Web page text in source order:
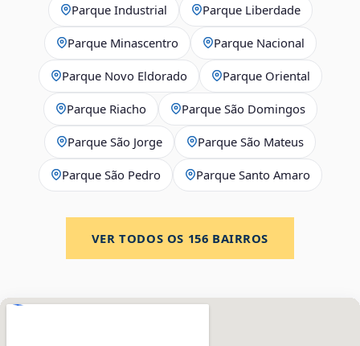
Parque Industrial Parque Liberdade
Parque Minascentro Parque Nacional
Parque Novo Eldorado Parque Oriental
Parque Riacho Parque São Domingos
Parque São Jorge Parque São Mateus
Parque São Pedro Parque Santo Amaro
VER TODOS OS 156 BAIRROS